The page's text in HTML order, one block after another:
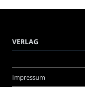
VERLAG
Impressum